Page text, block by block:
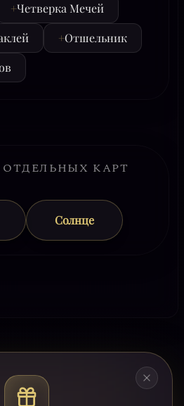
+Четверка Мечей
+Отшельник
КАРТ
Солнце